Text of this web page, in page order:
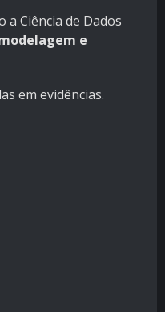
Ciência de Dados
e
em evidências.